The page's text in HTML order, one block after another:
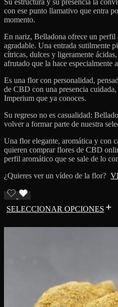
Su estructura y su presencia la
con ese punto llamativo que entra
momento.
En nariz, Belladona ofrece un
agradable. Una entrada sutilmente
cítricas, dulces y ligeramente
afrutado que la hace especialmente
Es una flor con personalidad,
de CBD con una presencia
Imperium que ya conoces.
Su regreso no es casualidad:
volver a formar parte de nuestra
Una flor elegante, aromática y con
quieren comprar flores de CBD
perfil aromático que se sale de lo
¿Quieres ver un vídeo de la flor?
SELECCIONAR OPCIONES